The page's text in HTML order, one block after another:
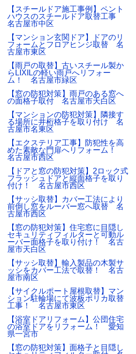
【スチールドア施工事例】ペント
ハウスのスチールドア取替工事
名古屋市中区
【マンション玄関ドア】ドアのリ
フォームとフロアヒンジ取替 名
古屋市東区
【雨戸の取替】古いスチール製か
らLIXILの軽い雨戸へリフォー
ム！ 名古屋市緑区
【窓の防犯対策】雨戸のある窓へ
の面格子取付 名古屋市天白区
【マンションの防犯対策】隣接す
る場所に井桁格子を取り付け 名
古屋市名東区
【エクステリア工事】防犯性を高
めた素敵な門扉へリフォーム！
名古屋市西区
【ドアと窓の防犯対策】2ロック式
フラッシュドアと縦面格子を取り
付け！ 名古屋市西区
【サッシ取替】カバー工法により
前倒し窓をルーバー窓へ取替 名
古屋市西区
【窓の防犯対策】住宅窓に目隠し
セキュリティフィルターと可動ル
ーバー面格子を取り付け！ 名古
屋市天白区
【サッシ取替】輸入製品の木製サ
ッシをカバー工法で取替！ 名古
屋市南区
【サイクルポート屋根取替】マン
ション駐輪場にて波板ポリカ取替
工事！ 名古屋市東区
【浴室ドアリフォーム】公団住宅
の浴室ドアをリフォーム！ 愛知
県一宮市
【窓の防犯対策】面格子と目隠し